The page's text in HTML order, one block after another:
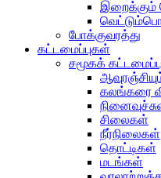
இறைக்கும்
போக்குவரத்து
கட்டமைப்புகள்
சமூகக்
கலங்கரை
சிலைகள்
நீர்நிலைகள்
தொட்டிகள்
மடங்கள்